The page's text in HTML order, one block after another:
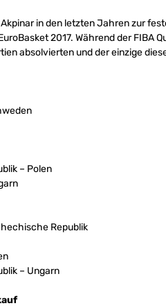
in den letzten Jahren zur
2017. Während der
absolvierten und der einzige
– Polen
Republik
– Ungarn